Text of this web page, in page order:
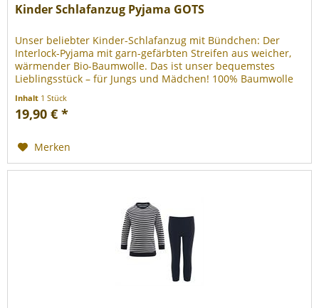
Kinder Schlafanzug Pyjama GOTS
Unser beliebter Kinder-Schlafanzug mit Bündchen: Der
Interlock-Pyjama mit garn-gefärbten Streifen aus weicher,
wärmender Bio-Baumwolle. Das ist unser bequemstes
Lieblingsstück – für Jungs und Mädchen! 100% Baumwolle
Inhalt 1 Stück
19,90 € *
Merken